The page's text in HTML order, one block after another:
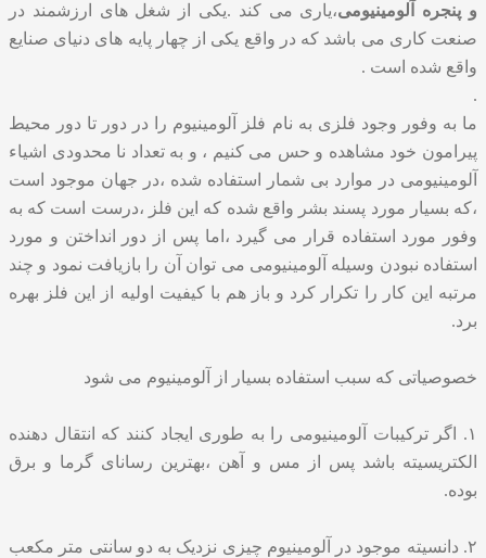
و پنجره آلومینیومی،یاری می کند .یکی از شغل های ارزشمند در
صنعت کاری می باشد که در واقع یکی از چهار پایه های دنیای صنایع
واقع شده است .
.
ما به وفور وجود فلزی به نام فلز آلومینیوم را در دور تا دور محیط
پیرامون خود مشاهده و حس می کنیم ، و به تعداد نا محدودی اشیاء
آلومینیومی در موارد بی شمار استفاده شده ،در جهان موجود است
،که بسیار مورد پسند بشر واقع شده که این فلز ،درست است که به
وفور مورد استفاده قرار می گیرد ،اما پس از دور انداختن و مورد
استفاده نبودن وسیله آلومینیومی می توان آن را بازیافت نمود و چند
مرتبه این کار را تکرار کرد و باز هم با کیفیت اولیه از این فلز بهره
برد.
خصوصیاتی که سبب استفاده بسیار از آلومینیوم می شود
۱. اگر ترکیبات آلومینیومی را به طوری ایجاد کنند که انتقال دهنده
الکتریسیته باشد پس از مس و آهن ،بهترین رسانای گرما و برق
بوده.
۲. دانسیته موجود در آلومینیوم چیزی نزدیک به دو سانتی متر مکعب